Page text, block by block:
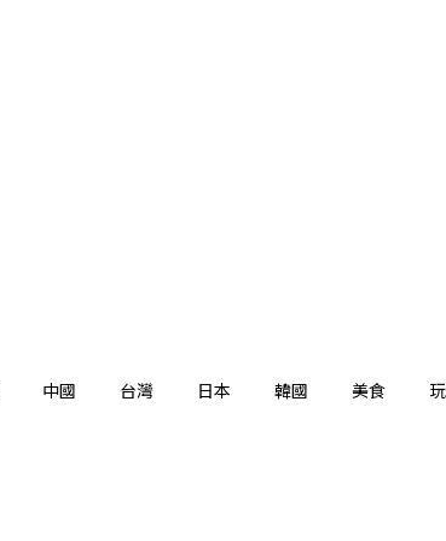
中國 台灣 日本 韓國 美食